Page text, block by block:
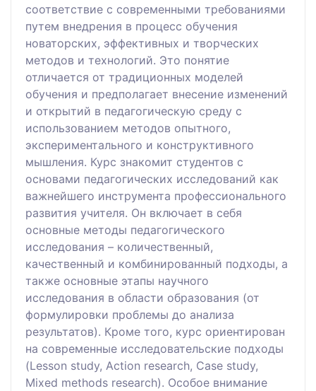
соответствие с современными требованиями
путем внедрения в процесс обучения
новаторских, эффективных и творческих
методов и технологий. Это понятие
отличается от традиционных моделей
обучения и предполагает внесение изменений
и открытий в педагогическую среду с
использованием методов опытного,
экспериментального и конструктивного
мышления. Курс знакомит студентов с
основами педагогических исследований как
важнейшего инструмента профессионального
развития учителя. Он включает в себя
основные методы педагогического
исследования – количественный,
качественный и комбинированный подходы, а
также основные этапы научного
исследования в области образования (от
формулировки проблемы до анализа
результатов). Кроме того, курс ориентирован
на современные исследовательские подходы
(Lesson study, Action research, Case study,
Mixed methods research). Особое внимание